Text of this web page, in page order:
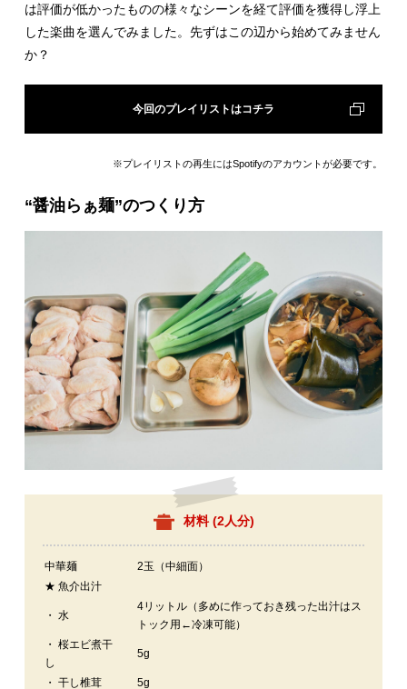
は評価が低かったものの様々なシーンを経て評価を獲得し浮上
した楽曲を選んでみました。先ずはこの辺から始めてみません
か？
今回のプレイリストはコチラ
※プレイリストの再生にはSpotifyのアカウントが必要です。
“醤油らぁ麺”のつくり方
材料 (2人分)
中華麺
2玉（中細面）
★ 魚介出汁
・ 水
4リットル（多めに作っておき残った出汁はス
トック用←冷凍可能）
・ 桜エビ煮干
し
5g
・ 干し椎茸 5g